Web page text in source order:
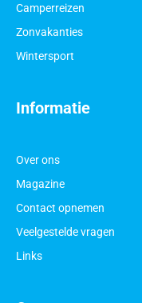
Informatie
Over ons
Magazine
Contact opnemen
Veelgestelde vragen
Links
Camperreizen
Zonvakanties
Wintersport